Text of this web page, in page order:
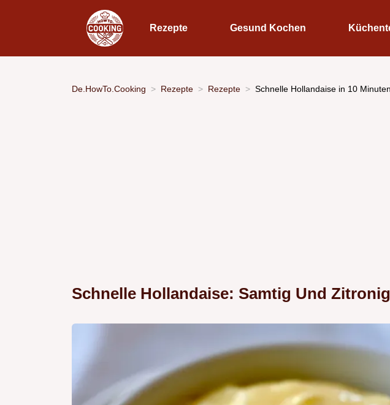
Rezepte Gesund Kochen
De.HowTo.Cooking Rezepte Rezepte Schnelle Hollandaise in 10 Minuten
Schnelle Hollandaise: Samtig Und Zitronig